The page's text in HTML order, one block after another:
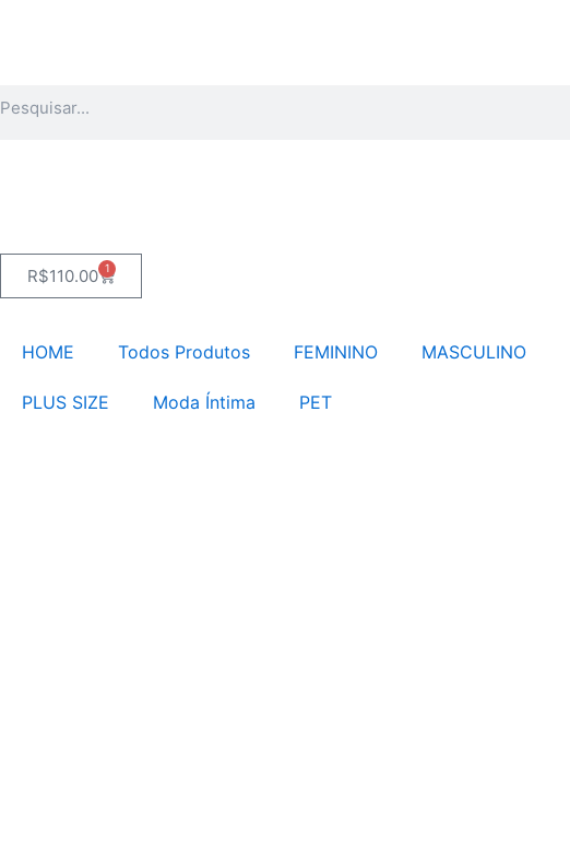
conteúdo
R$110.00 1
Carrinho
HOME Todos Produtos FEMININO MASCULINO
PLUS SIZE Moda Íntima PET